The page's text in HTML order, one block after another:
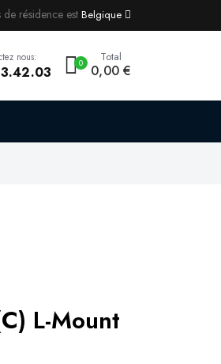
de résidence est Belgique
nous: 0 Total
0,00 €
L-Mount